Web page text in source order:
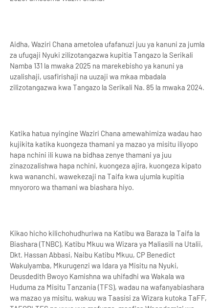
Aidha, Waziri Chana ametolea ufafanuzi juu ya kanuni za jumla
za ufugaji Nyuki zilizotangazwa kupitia Tangazo la Serikali
Namba 131 la mwaka 2025 na marekebisho ya kanuni ya
uzalishaji, usafirishaji na uuzaji wa mkaa mbadala
zilizotangazwa kwa Tangazo la Serikali Na. 85 la mwaka 2024.
Katika hatua nyingine Waziri Chana amewahimiza wadau hao
kujikita katika kuongeza thamani ya mazao ya misitu iliyopo
hapa nchini ili kuwa na bidhaa zenye thamani ya juu
zinazozalishwa hapa nchini, kuongeza ajira, kuongeza kipato
kwa wananchi, wawekezaji na Taifa kwa ujumla kupitia
mnyororo wa thamani wa biashara hiyo.
Kikao hicho kilichohudhuriwa na Katibu wa Baraza la Taifa la
Biashara (TNBC), Katibu Mkuu wa Wizara ya Maliasili na Utalii,
Dkt. Hassan Abbasi, Naibu Katibu Mkuu, CP Benedict
Wakulyamba, Mkurugenzi wa Idara ya Misitu na Nyuki,
Deusdedith Bwoyo Kamishna wa uhifadhi wa Wakala wa
Huduma za Misitu Tanzania (TFS), wadau na wafanyabiashara
wa mazao ya misitu, wakuu wa Taasisi za Wizara kutoka TaFF,